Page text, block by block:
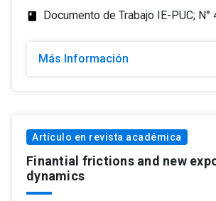
class Documento de Trabajo IE-PUC; N°
Más Información
Artículo en revista académica
Finantial frictions and new
dynamics